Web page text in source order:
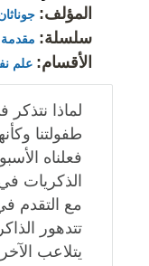
المؤلف:
سلسلة:
الأقسام: علم
لماذا
طفولتنا
فعلناه
الذكريات
مع التقدم
تتدهور
يتلاعب